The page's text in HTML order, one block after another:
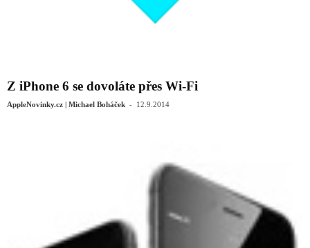
Z iPhone 6 se dovoláte přes Wi-Fi
AppleNovinky.cz | Michael Boháček - 12.9.2014